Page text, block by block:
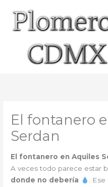
contenido
El fontanero
Serdan
El fontanero en Aquiles
A veces todo parece estar
donde no debería
.